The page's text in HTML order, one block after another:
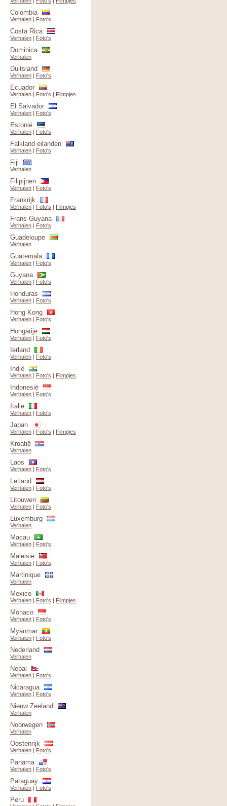
Colombia
Verhalen | Foto's
Costa Rica
Verhalen | Foto's
Dominica
Verhalen
Duitsland
Verhalen | Foto's
Ecuador
Verhalen | Foto's | Filmpjes
El Salvador
Verhalen | Foto's
Estonië
Verhalen | Foto's
Falkland eilanden
Verhalen | Foto's
Fiji
Verhalen
Filipijnen
Verhalen | Foto's
Frankrijk
Verhalen | Foto's | Filmpjes
Frans Guyana
Verhalen | Foto's
Guadeloupe
Verhalen
Guatemala
Verhalen | Foto's
Guyana
Verhalen | Foto's
Honduras
Verhalen | Foto's
Hong Kong
Verhalen | Foto's
Hongarije
Verhalen | Foto's
Ierland
Verhalen | Foto's
Indië
Verhalen | Foto's | Filmpjes
Indonesië
Verhalen | Foto's
Italië
Verhalen | Foto's
Japan
Verhalen | Foto's | Filmpjes
Kroatië
Verhalen
Laos
Verhalen | Foto's
Letland
Verhalen | Foto's
Litouwen
Verhalen | Foto's
Luxemburg
Verhalen
Macau
Verhalen | Foto's
Maleisië
Verhalen | Foto's
Martinique
Verhalen
Mexico
Verhalen | Foto's | Filmpjes
Monaco
Verhalen | Foto's
Myanmar
Verhalen | Foto's
Nederland
Verhalen
Nepal
Verhalen | Foto's
Nicaragua
Verhalen | Foto's
Nieuw Zeeland
Verhalen
Noorwegen
Verhalen
Oostenrijk
Verhalen | Foto's
Panama
Verhalen | Foto's
Paraguay
Verhalen | Foto's
Peru